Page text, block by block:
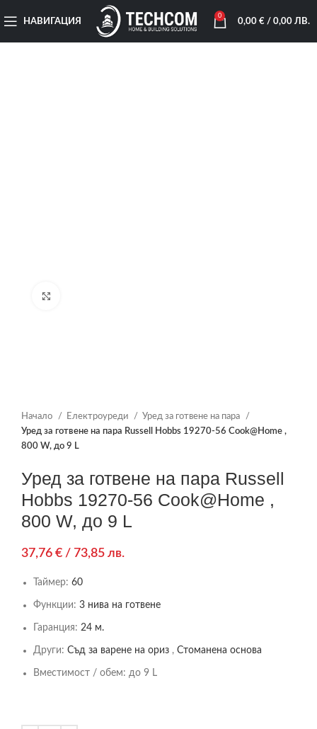
НАВИГАЦИЯ
0
0,00 €/ 0,00 ЛВ.
Начало Електроуреди
Уред за готвене на пара
Уред за готвене на пара Russell Hobbs 19270-56 Cook@Home ,
800 W, до 9 L
Уред за готвене на пара Russell
Hobbs 19270-56 Cook@Home ,
800 W, до 9 L
37,76 € / 73,85 лв.
Таймер: 60
Функции: 3 нива на готвене
Гаранция: 24 м.
Други: Съд за варене на ориз , Стоманена основа
Вместимост / обем: до 9 L